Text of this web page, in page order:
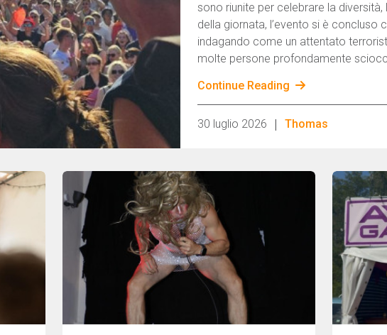
sono riunite per celebrare la
della giornata, l’evento si è concluso
indagando come un attentato
molte persone profondamente
Continue Reading
30 luglio 2026 | Thomas